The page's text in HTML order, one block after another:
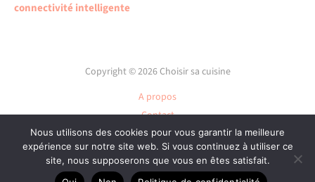
connectivité intelligente
Copyright © 2026 Choisir sa cuisine
A propos
Contact
Plan du site
Mentions légales
Politique de confidentialité
Nous utilisons des cookies pour vous garantir la meilleure
expérience sur notre site web. Si vous continuez à utiliser ce
site, nous supposerons que vous en êtes satisfait.